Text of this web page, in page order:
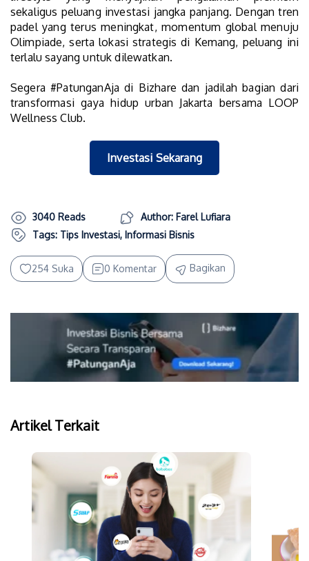
sekaligus peluang investasi jangka panjang. Dengan tren
padel yang terus meningkat, momentum global menuju
Olimpiade, serta lokasi strategis di Kemang, peluang ini
terlalu sayang untuk dilewatkan.
Segera #PatunganAja di Bizhare dan jadilah bagian dari
transformasi gaya hidup urban Jakarta bersama LOOP
Wellness Club.
Investasi Sekarang
3040 Reads
Author: Farel Lufiara
Tags: Tips Investasi, Informasi Bisnis
254 Suka 0 Komentar Bagikan
Artikel Terkait